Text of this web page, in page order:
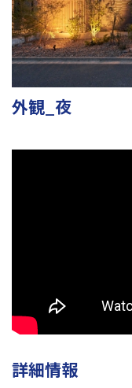
外観_夜
詳細情報